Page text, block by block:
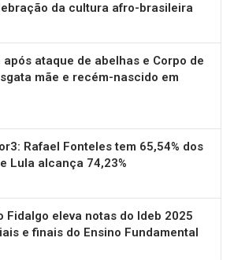
da cultura afro-brasileira
após ataque de abelhas e Corpo de
mãe e recém-nascido em
Rafael Fonteles tem 65,54% dos
Lula alcança 74,23%
Fidalgo eleva notas do Ideb 2025
e finais do Ensino Fundamental